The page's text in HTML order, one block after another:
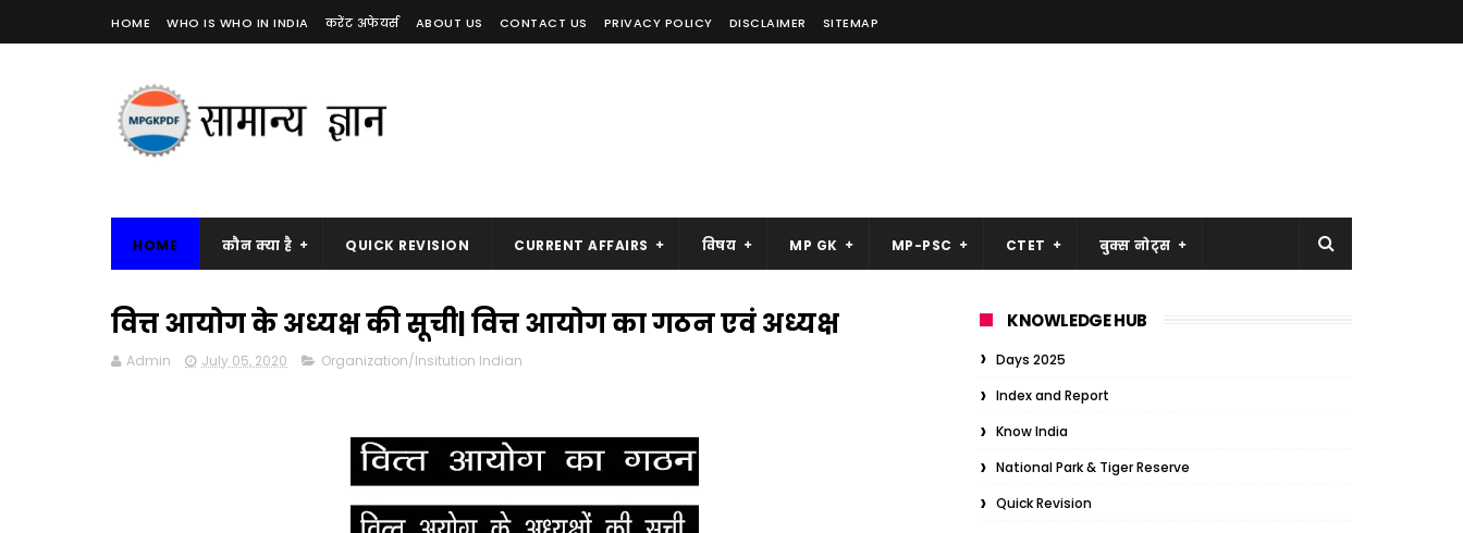
HOME WHO IS WHO IN INDIA करेंट अफेयर्स ABOUT US CONTACT US PRIVACY POLICY DISCLAIMER SITEMAP
HOME कौन क्या है QUICK REVISION CURRENT AFFAIRS विषय MP GK MP-PSC CTET बुक्स नोट्स
वित्त आयोग के अध्यक्ष की सूची| वित्त आयोग का गठन एवं अध्यक्ष
Admin July 05, 2020 Organization/Insitution Indian
KNOWLEDGE HUB
Days 2025
Index and Report
Know India
National Park & Tiger Reserve
Quick Revision